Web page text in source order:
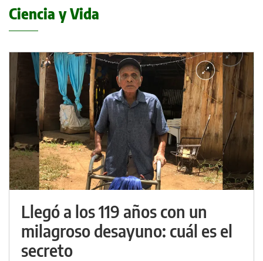
Ciencia y Vida
Llegó a los 119 años con un
milagroso desayuno: cuál es el
secreto